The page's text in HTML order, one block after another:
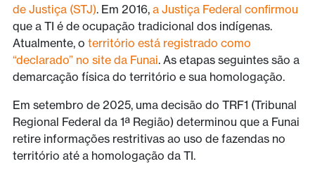
de Justiça (STJ). Em 2016, a Justiça Federal confirmou
que a TI é de ocupação tradicional dos indígenas.
Atualmente, o território está registrado como
“declarado” no site da Funai. As etapas seguintes são a
demarcação física do território e sua homologação.
Em setembro de 2025, uma decisão do TRF1 (Tribunal
Regional Federal da 1ª Região) determinou que a Funai
retire informações restritivas ao uso de fazendas no
território até a homologação da TI.